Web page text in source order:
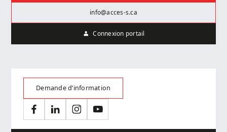
info@acces-s.ca
Connexion portail
Demande d’information
FacebookLinkedInInstagramYouTube